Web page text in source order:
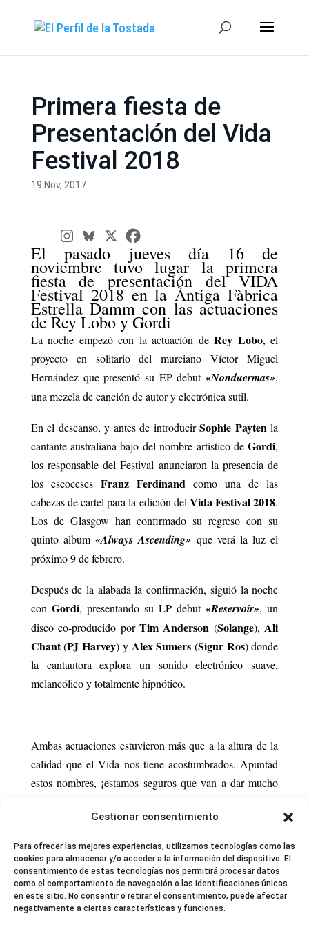
Gestionar consentimiento
Para ofrecer las mejores experiencias, utilizamos tecnologías como las
cookies para almacenar y/o acceder a la información del dispositivo. El
consentimiento de estas tecnologías nos permitirá procesar datos
como el comportamiento de navegación o las identificaciones únicas
en este sitio. No consentir o retirar el consentimiento, puede afectar
negativamente a ciertas características y funciones.
Primera fiesta de
Presentación del Vida
Festival 2018
19 Nov, 2017
El pasado jueves día 16 de
noviembre tuvo lugar la primera
fiesta de presentación del VIDA
Festival 2018 en la Àntiga Fàbrica
Estrella Damm con las actuaciones
de Rey Lobo y Gordi
La noche empezó con la actuación deRey Lobo, el
proyecto en solitario del murciano Víctor Miguel
Hernández que presentó su EP debut«Nonduermas»,
una mezcla de canción de autor y electrónica sutil.
En el descanso, y antes de introducirSophie Payten la
cantante australiana bajo del nombre artístico deGordi,
los responsable del Festival anunciaron la presencia de
los escocesesFranz Ferdinandcomo una de las
cabezas de cartel para la edición del Vida Festival 2018.
Los de Glasgow han confirmado su regreso con su
quinto album«Always Ascending» que verá la luz el
próximo 9 de febrero.
Después de la alabada la confirmación, siguió la noche
conGordi, presentando su LP debut«Reservoir», un
disco co-producido porTim Anderson (Solange), Ali
Chant(PJ Harvey) y Alex Sumers (Sigur Ros) donde
la cantautora explora un sonido electrónico suave,
melancólico y totalmente hipnótico.
Ambas actuaciones estuvieron más que a la altura de la
calidad que el Vida nos tiene acostumbrados. Apuntad
estos nombres, ¡estamos seguros que van a dar mucho